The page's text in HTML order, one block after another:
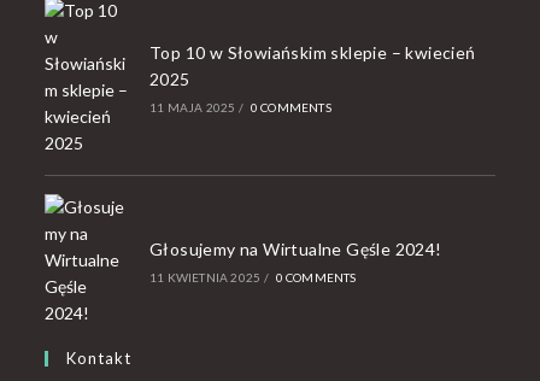
Top 10 w Słowiańskim sklepie – kwiecień
2025
11 MAJA 2025 / 0 COMMENTS
Głosujemy na Wirtualne Gęśle 2024!
11 KWIETNIA 2025 / 0 COMMENTS
Kontakt